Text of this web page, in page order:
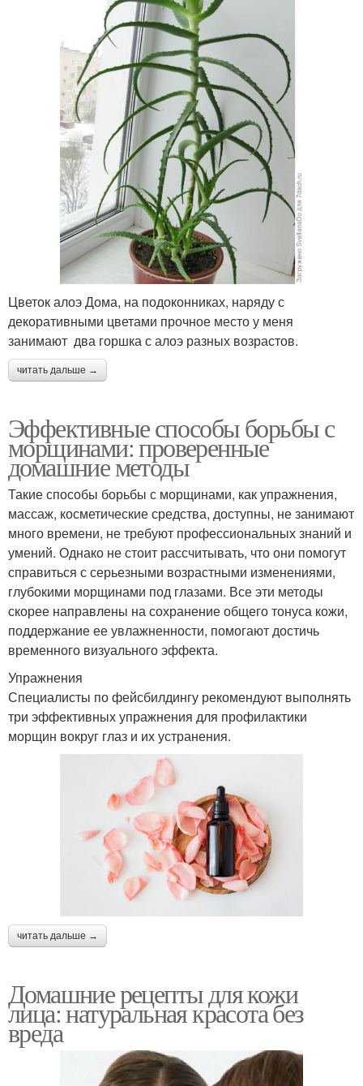
Цветок алоэ Дома, на подоконниках, наряду с
декоративными цветами прочное место у меня
занимают два горшка с алоэ разных возрастов.
читать дальше →
Эффективные способы борьбы с
морщинами: проверенные
домашние методы
Такие способы борьбы с морщинами, как упражнения,
массаж, косметические средства, доступны, не занимают
много времени, не требуют профессиональных знаний и
умений. Однако не стоит рассчитывать, что они помогут
справиться с серьезными возрастными изменениями,
глубокими морщинами под глазами. Все эти методы
скорее направлены на сохранение общего тонуса кожи,
поддержание ее увлажненности, помогают достичь
временного визуального эффекта.
Упражнения
Специалисты по фейсбилдингу рекомендуют выполнять
три эффективных упражнения для профилактики
морщин вокруг глаз и их устранения.
читать дальше →
Домашние рецепты для кожи
лица: натуральная красота без
вреда